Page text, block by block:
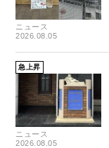
ニュース
2026.08.05
急上昇
ニュース
2026.08.05